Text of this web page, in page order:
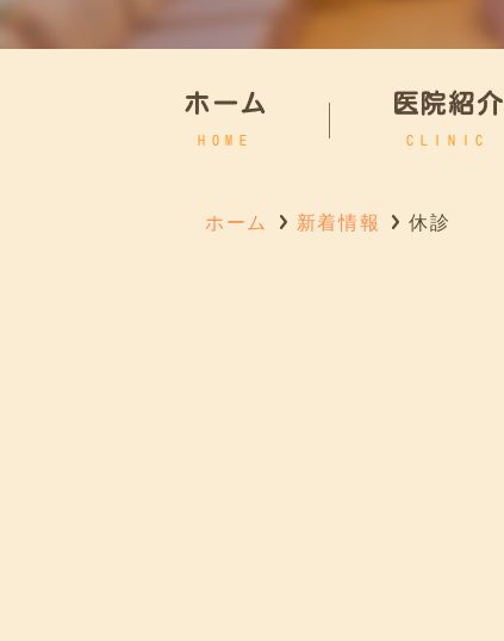
ホーム
HOME
医院紹介
CLINIC
ホーム 新着情報 休診